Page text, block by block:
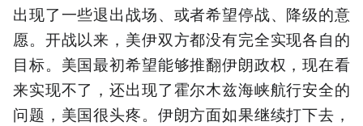
出现了一些退出战场、或者希望停战、降级的意
愿。开战以来，美伊双方都没有完全实现各自的
目标。美国最初希望能够推翻伊朗政权，现在看
来实现不了，还出现了霍尔木兹海峡航行安全的
问题，美国很头疼。伊朗方面如果继续打下去，